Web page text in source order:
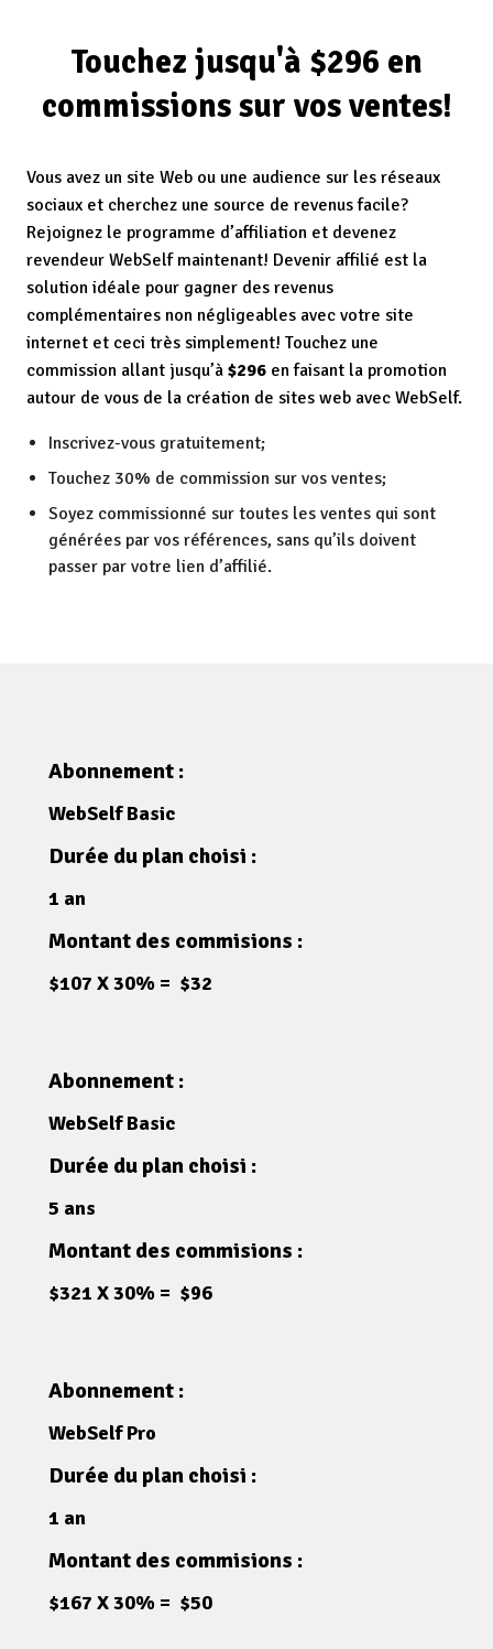
Touchez jusqu'à $296 en
commissions sur vos ventes!
Vous avez un site Web ou une audience sur les réseaux
sociaux et cherchez une source de revenus facile?
Rejoignez le programme d’affiliation et devenez
revendeur WebSelf maintenant! Devenir affilié est la
solution idéale pour gagner des revenus
complémentaires non négligeables avec votre site
internet et ceci très simplement! Touchez une
commission allant jusqu’à $296 en faisant la promotion
autour de vous de la création de sites web avec WebSelf.
Inscrivez-vous gratuitement;
Touchez 30% de commission sur vos ventes;
Soyez commissionné sur toutes les ventes qui sont
générées par vos références, sans qu’ils doivent
passer par votre lien d’affilié.
Abonnement :
WebSelf Basic
Durée du plan choisi :
1 an
Montant des commisions :
$107 X 30% = $32
Abonnement :
WebSelf Basic
Durée du plan choisi :
5 ans
Montant des commisions :
$321 X 30% = $96
Abonnement :
WebSelf Pro
Durée du plan choisi :
1 an
Montant des commisions :
$167 X 30% = $50